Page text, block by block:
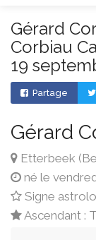
Gérard
Corbiau
19
Partage
Gérard
Etterbeek
né le
Signe
Ascendant :